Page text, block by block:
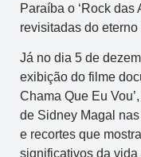
Paraíba o ‘Rock das
revisitadas do eterno
Já no dia 5 de
exibição do filme
Chama Que Eu
de Sidney Magal
e recortes que
significativos da vida